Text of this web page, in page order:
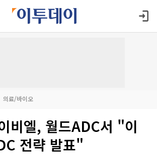
의료/바이오
비엘, 월드ADC서 "이
전략 발표"